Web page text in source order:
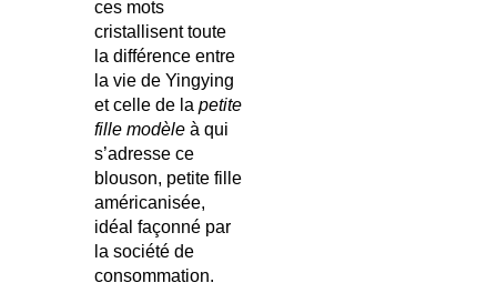
ces mots
cristallisent toute
la différence entre
la vie de Yingying
et celle de la petite
fille modèle à qui
s’adresse ce
blouson, petite fille
américanisée,
idéal façonné par
la société de
consommation.